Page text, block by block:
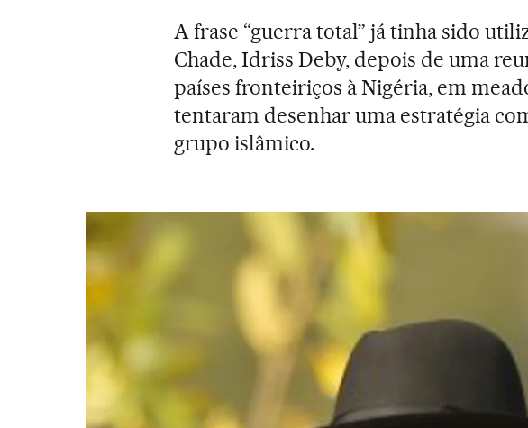
A frase “guerra total” já tinha sido
Chade, Idriss Deby, depois de uma
países fronteiriços à Nigéria, em
tentaram desenhar uma estratégia
grupo islâmico.